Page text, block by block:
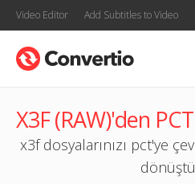
Video Editor Add Subtitles to Video
X3F (RAW)'den
x3f dosyalarınızı pct'ye